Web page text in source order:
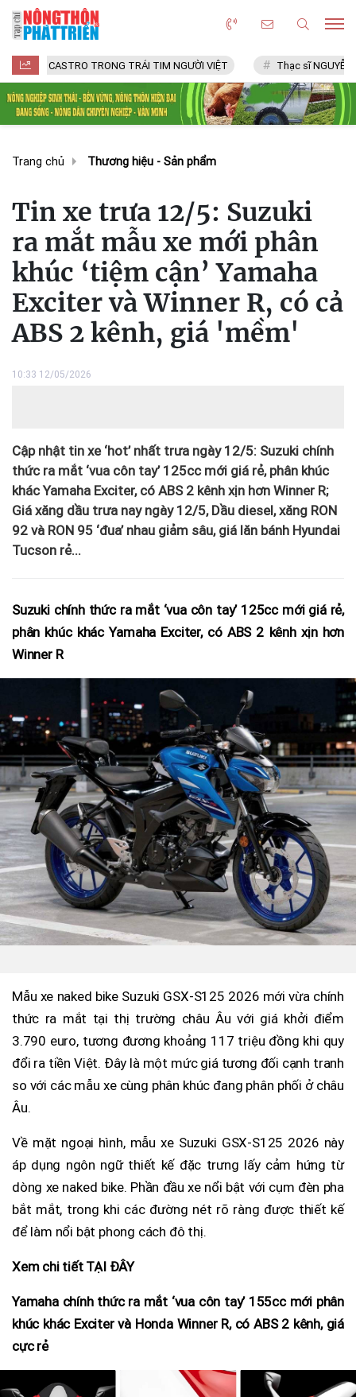
TRONG TRÁI TIM NGƯỜI VIỆT Thạc sĩ NGUYỄN VĂN CHÍ
Trang chủ Thương hiệu - Sản phẩm
Tin xe trưa 12/5: Suzuki
ra mắt mẫu xe mới phân
khúc ‘tiệm cận’ Yamaha
Exciter và Winner R, có cả
ABS 2 kênh, giá 'mềm'
10:33 12/05/2026
Cập nhật tin xe ‘hot’ nhất trưa ngày 12/5: Suzuki chính
thức ra mắt ‘vua côn tay’ 125cc mới giá rẻ, phân khúc
khác Yamaha Exciter, có ABS 2 kênh xịn hơn Winner R;
Giá xăng dầu trưa nay ngày 12/5, Dầu diesel, xăng RON
92 và RON 95 ‘đua’ nhau giảm sâu, giá lăn bánh Hyundai
Tucson rẻ...
Suzuki chính thức ra mắt ‘vua côn tay’ 125cc mới giá rẻ,
phân khúc khác Yamaha Exciter, có ABS 2 kênh xịn hơn
Winner R
Mẫu xe naked bike Suzuki GSX-S125 2026 mới vừa chính
thức ra mắt tại thị trường châu Âu với giá khởi điểm
3.790 euro, tương đương khoảng 117 triệu đồng khi quy
đổi ra tiền Việt. Đây là một mức giá tương đối cạnh tranh
so với các mẫu xe cùng phân khúc đang phân phối ở châu
Âu.
Về mặt ngoại hình, mẫu xe Suzuki GSX-S125 2026 này
áp dụng ngôn ngữ thiết kế đặc trưng lấy cảm hứng từ
dòng xe naked bike. Phần đầu xe nổi bật với cụm đèn pha
bắt mắt, trong khi các đường nét rõ ràng được thiết kế
để làm nổi bật phong cách đô thị.
Xem chi tiết TẠI ĐÂY
Yamaha chính thức ra mắt ‘vua côn tay’ 155cc mới phân
khúc khác Exciter và Honda Winner R, có ABS 2 kênh, giá
cực rẻ